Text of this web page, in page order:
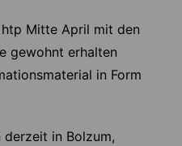
Mitte April mit den
gewohnt erhalten
in Form
in Bolzum,